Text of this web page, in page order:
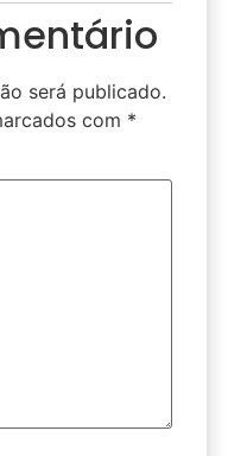
será publicado.
com *